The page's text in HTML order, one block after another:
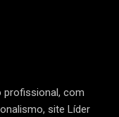
com
site Líder